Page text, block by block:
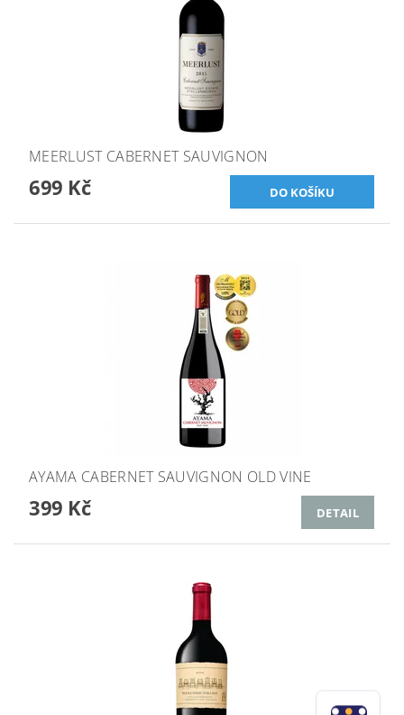
MEERLUST CABERNET SAUVIGNON
699 Kč
AYAMA CABERNET SAUVIGNON OLD VINE
399 Kč DETAIL